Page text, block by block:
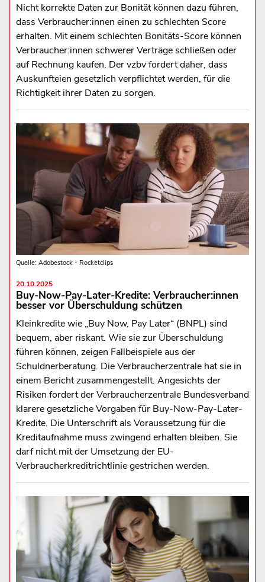
Nicht korrekte Daten zur Bonität können dazu führen,
dass Verbraucher:innen einen zu schlechten Score
erhalten. Mit einem schlechten Bonitäts-Score können
Verbraucher:innen schwerer Verträge schließen oder
auf Rechnung kaufen. Der vzbv fordert daher, dass
Auskunfteien gesetzlich verpflichtet werden, für die
Richtigkeit ihrer Daten zu sorgen.
Quelle: Adobestock - Rocketclips
20.10.2025
Buy-Now-Pay-Later-Kredite: Verbraucher:innen
besser vor Überschuldung schützen
Kleinkredite wie „Buy Now, Pay Later“ (BNPL) sind
bequem, aber riskant. Wie sie zur Überschuldung
führen können, zeigen Fallbeispiele aus der
Schuldnerberatung. Die Verbraucherzentrale hat sie in
einem Bericht zusammengestellt. Angesichts der
Risiken fordert der Verbraucherzentrale Bundesverband
klarere gesetzliche Vorgaben für Buy-Now-Pay-Later-
Kredite. Die Unterschrift als Voraussetzung für die
Kreditaufnahme muss zwingend erhalten bleiben. Sie
darf nicht mit der Umsetzung der EU-
Verbraucherkreditrichtlinie gestrichen werden.